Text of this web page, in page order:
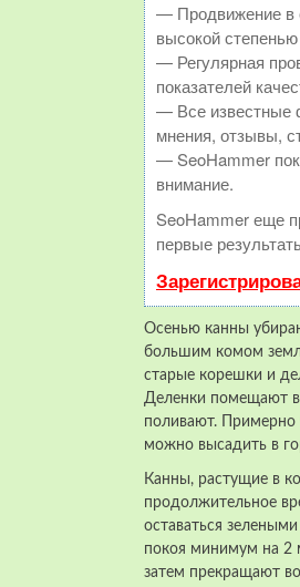
— Продвижение в
высокой
— Регулярная
показателей
— Все известные
мнения, отзывы,
— SeoHammer
внимание.
SeoHammer еще
первые
Осенью канны
большим комом
старые корешки и
Деленки помещают в
поливают. Примерно
можно высадить в
Канны, растущие в
продолжительное
оставаться
покоя минимум на 2
затем прекращают